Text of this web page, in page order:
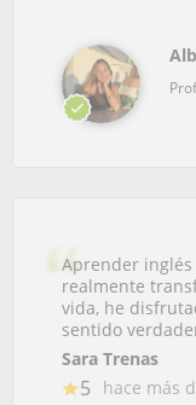
Aprender
realmente
vida, he
sentido
Sara Trenas
5 hace más